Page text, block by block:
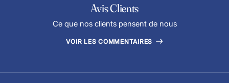
Avis Clients
Ce que nos clients pensent de nous
VOIR LES COMMENTAIRES